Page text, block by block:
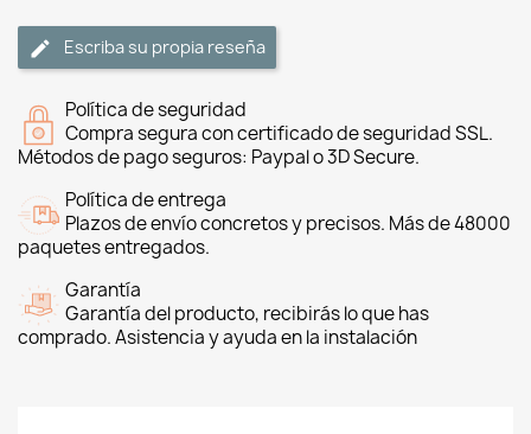
Escriba su propia reseña
Política de seguridad
Compra segura con certificado de seguridad SSL.
Métodos de pago seguros: Paypal o 3D Secure.
Política de entrega
Plazos de envío concretos y precisos. Más de 48000
paquetes entregados.
Garantía
Garantía del producto, recibirás lo que has
comprado. Asistencia y ayuda en la instalación